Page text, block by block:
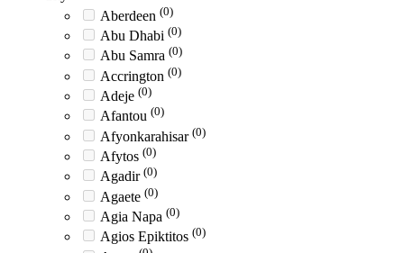
Aberdeen (0)
Abu Dhabi (0)
Abu Samra (0)
Accrington (0)
Adeje (0)
Afantou (0)
Afyonkarahisar (0)
Afytos (0)
Agadir (0)
Agaete (0)
Agia Napa (0)
Agios Epiktitos (0)